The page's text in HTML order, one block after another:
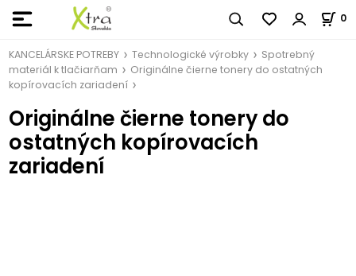
0
KANCELÁRSKE POTREBY Technologické výrobky
Spotrebný
materiál k tlačiarňam
Originálne čierne tonery do ostatných
kopírovacích zariadení
Originálne čierne tonery do
ostatných kopírovacích
zariadení